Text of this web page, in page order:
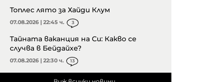
Топлес лято за Хайди Клум
07.08.2026 | 22:45 ч. 3
Тайната ваканция на Си: Какво се
случва в Бейдайхе?
07.08.2026 | 22:30 ч. 13